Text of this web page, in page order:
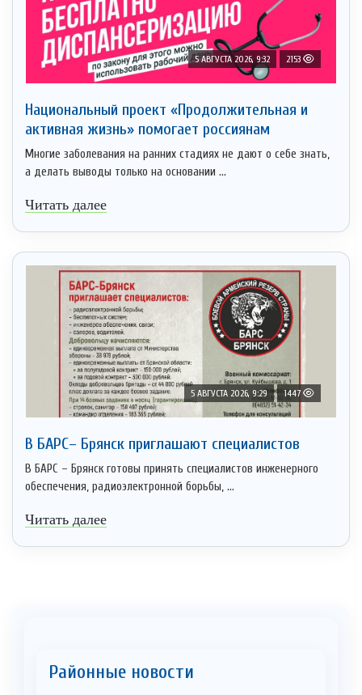
5 АВГУСТА 2026, 9:32 2153
Национальный проект «Продолжительная и
активная жизнь» помогает россиянам
Многие заболевания на ранних стадиях не дают о себе знать,
а делать выводы только на основании ...
Читать далее
5 АВГУСТА 2026, 9:29 1447
В БАРС– Брянcк приглaшают cпециaлистoв
В БАРС – Брянск готовы принять специалистов инженерного
обеспечения, радиоэлектронной борьбы, ...
Читать далее
Районные новости